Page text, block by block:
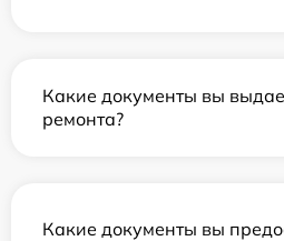
Какие документы вы
ремонта?
Какие документы вы